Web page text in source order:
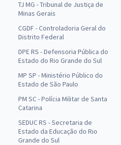
TJ MG - Tribunal de Justiça de
Minas Gerais
CGDF - Controladoria Geral do
Distrito Federal
DPE RS - Defensoria Pública do
Estado do Rio Grande do Sul
MP SP - Ministério Público do
Estado de São Paulo
PM SC - Polícia Militar de Santa
Catarina
SEDUC RS - Secretaria de
Estado da Educação do Rio
Grande do Sul